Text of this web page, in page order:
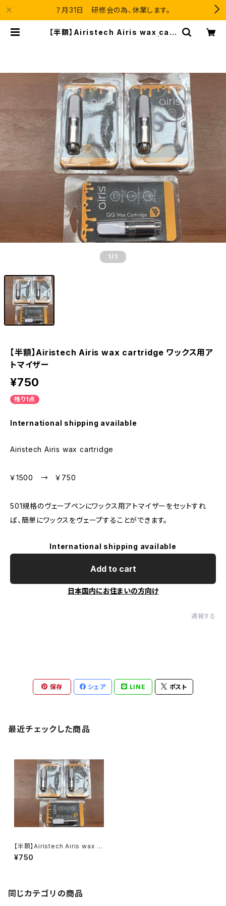
７月31日 研修会の為、休業します。
【半額】Airistech Airis wax cart
1 /1
【半額】Airistech Airis wax cartridge ワックス用ア
トマイザー
¥750
残り1点
International shipping available
Airistech Airis wax cartridge
￥1500 → ￥750
501規格のヴェープペンにワックス用アトマイザーをセットすれ
ば、簡単にワックスをヴェープすることができます。
International shipping available
Add to cart
日本国内にお住まいの方向け
通報する
保存 シェア LINE ポスト
最近チェックした商品
【半額】Airistech Airis wax c
artridge ワックス用アトマイザ
ー
¥750
同じカテゴリの商品